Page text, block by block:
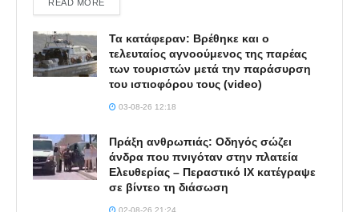
READ MORE
Τα κατάφεραν: Βρέθηκε και ο
τελευταίος αγνοούμενος της παρέας
των τουριστών μετά την παράσυρση
του ιστιοφόρου τους (video)
03-08-26 12:18
Πράξη ανθρωπιάς: Οδηγός σώζει
άνδρα που πνιγόταν στην πλατεία
Ελευθερίας – Περαστικό ΙΧ κατέγραψε
σε βίντεο τη διάσωση
02-08-26 21:24